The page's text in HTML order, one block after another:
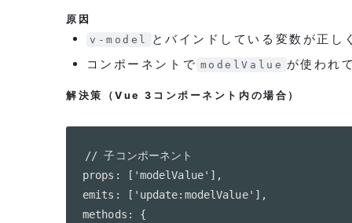
原因
v-model
とバインドしている変数が正し
コンポーネントで modelValue が使われ
解決策（Vue 3コンポーネント内の場合）
// 子コンポーネント
props: ['modelValue'],
emits: ['update:modelValue'],
methods: {